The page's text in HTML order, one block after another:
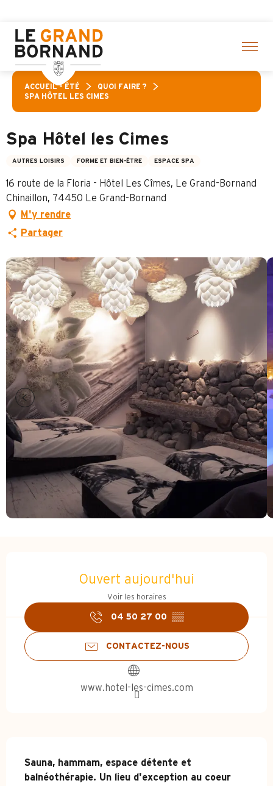
contenu
principal
ACCUEIL – ÉTÉ
QUOI FAIRE ?
SPA HÔTEL LES CIMES
Spa Hôtel les Cimes
AUTRES LOISIRS FORME ET BIEN-ÊTRE ESPACE SPA
16 route de la Floria - Hôtel Les Cîmes, Le Grand-Bornand
Chinaillon, 74450 Le Grand-Bornand
M'y rendre
Partager
Ouvert aujourd'hui
Voir les horaires
04 50 27 00 ▒▒
CONTACTEZ-NOUS
www.hotel-les-cimes.com
Sauna, hammam, espace détente et
balnéothérapie. Un lieu d'exception au coeur